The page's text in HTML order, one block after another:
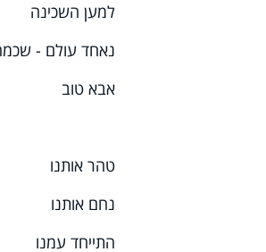
למען השכינה
נאחד עולם -
אבא טוב
טהר אותנו
נחם אותנו
התייחד עמנו